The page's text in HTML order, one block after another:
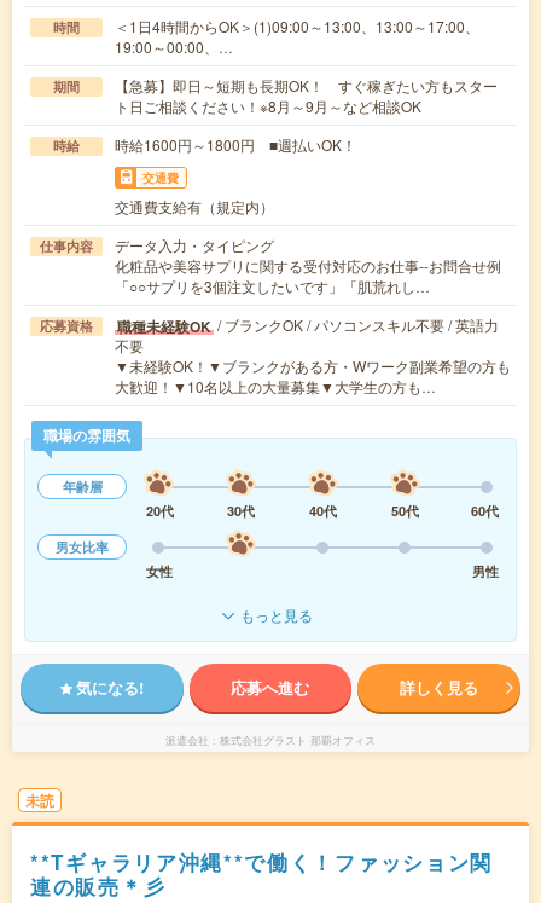
時間
＜1日4時間からOK＞(1)09:00～13:00、13:00～17:00、
19:00～00:00、…
期間
【急募】即日～短期も長期OK！ すぐ稼ぎたい方もスター
ト日ご相談ください！※8月～9月～など相談OK
時給 時給1600円～1800円 ■週払いOK！
交通費
交通費支給有（規定内）
仕事内容
データ入力・タイピング
化粧品や美容サプリに関する受付対応のお仕事--お問合せ例
「○○サプリを3個注文したいです」「肌荒れし…
応募資格 職種未経験OK / ブランクOK / パソコンスキル不要 / 英語力
不要
▼未経験OK！▼ブランクがある方・Wワーク副業希望の方も
大歓迎！▼10名以上の大量募集▼大学生の方も…
職場の雰囲気
年齢層
20代
30代 40代 50代
60代
男女比率
女性
男性
もっと見る
気になる! 応募へ進む 詳しく見る
派遣会社 株式会社グラスト 那覇オフィス
未読
**Tギャラリア沖縄**で働く！ファッション関
連の販売＊彡